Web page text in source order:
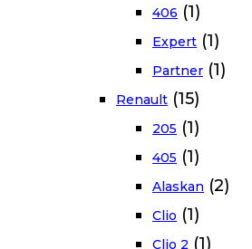
406 (1)
Expert (1)
Partner (1)
Renault (15)
205 (1)
405 (1)
Alaskan (2)
Clio (1)
Clio 2 (1)